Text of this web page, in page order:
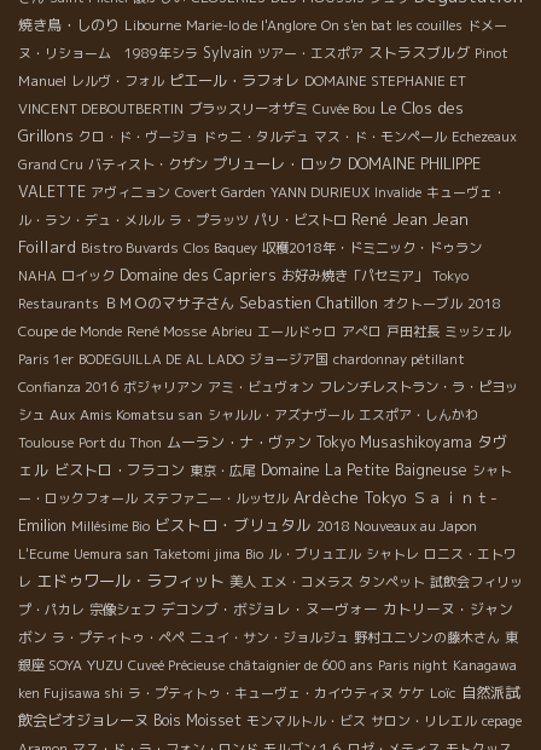
焼き鳥・しのり Libourne Marie-lo de l'Anglore On s'en bat les couilles ドメー
ヌ・リショーム 1989年シラ Sylvain ツアー・エスポア ストラスブルグ Pinot
Manuel レルヴ・フォル ピエール・ラフォレ DOMAINE STEPHANIE ET
VINCENT DEBOUTBERTIN ブラッスリーオザミ Cuvée Bou Le Clos des
Grillons クロ・ド・ヴージョ ドゥニ・タルデュ マス・ド・モンペール Echezeaux
Grand Cru バティスト・クザン プリューレ・ロック DOMAINE PHILIPPE
VALETTE アヴィニョン Covert Garden YANN DURIEUX Invalide キューヴェ・
ル・ラン・デュ・メルル ラ・プラッツ パリ・ビストロ René Jean Jean
Foillard Bistro Buvards Clos Baquey 収穫2018年・ドミニック・ドゥラン
NAHA ロイック Domaine des Capriers お好み焼き「パセミア」
Tokyo
Restaurants ＢＭＯのマサ子さん Sebastien Chatillon オクトーブル 2018
Coupe de Monde René Mosse Abrieu エールドゥロ アぺロ 戸田社長 ミッシェル
Paris 1er BODEGUILLA DE AL LADO ジョージア国 chardonnay pétillant
Confianza 2016 ボジャリアン アミ・ビュヴォン フレンチレストラン・ラ・ピヨッ
シュ Aux Amis Komatsu san シャルル・アズナヴール エスポア・しんかわ
Toulouse Port du Thon ムーラン・ナ・ヴァン Tokyo Musashikoyama タヴ
ェル ビストロ・フラコン 東京・広尾 Domaine La Petite Baigneuse シャト
ー・ロックフォール ステファニー・ルッセル Ardèche Tokyo Ｓａｉｎｔ-
Emilion Millésime Bio ビストロ・ブリュタル 2018 Nouveaux au Japon
L'Ecume Uemura san Taketomi jima Bio ル・ブリュエル シャトレ ロニス・エトワ
レ エドゥワール・ラフィット 美人 エメ・コメラス タンペット 試飲会フィリッ
プ・パカレ 宗像シェフ デコンブ・ボジョレ・ヌーヴォー カトリーヌ・ジャン
ボン ラ・プティトゥ・ペペ ニュイ・サン・ジョルジュ 野村ユニソンの藤木さん 東
銀座 SOYA YUZU Cuveé Précieuse châtaignier de 600 ans Paris night Kanagawa
ken Fujisawa shi ラ・プティトゥ・キューヴェ・カイウティヌ ケケ Loïc 自然派試
飲会ビオジョレーヌ Bois Moisset モンマルトル・ビス サロン・リレエル cepage